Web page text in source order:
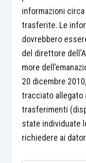
informazioni
trasferite. Le
dovrebbero
del direttore
more
20 dicembre
tracciato allegato
trasferimenti
state individuate
richiedere ai